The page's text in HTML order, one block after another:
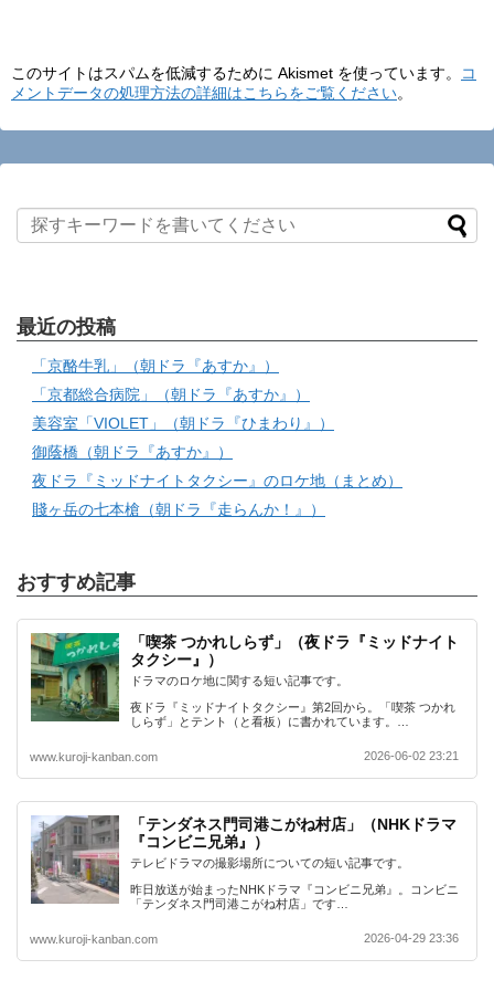
このサイトはスパムを低減するために Akismet を使っています。
コ
メントデータの処理方法の詳細はこちらをご覧ください。
最近の投稿
「京酪牛乳」（朝ドラ『あすか』）
「京都総合病院」（朝ドラ『あすか』）
美容室「VIOLET」（朝ドラ『ひまわり』）
御蔭橋（朝ドラ『あすか』）
夜ドラ『ミッドナイトタクシー』のロケ地（まとめ）
賤ヶ岳の七本槍（朝ドラ『走らんか！』）
おすすめ記事
「喫茶 つかれしらず」（夜ドラ『ミッドナイト
タクシー』）
ドラマのロケ地に関する短い記事です。
夜ドラ『ミッドナイトタクシー』第2回から。「喫茶 つかれ
しらず」とテント（と看板）に書かれています。…
www.kuroji-kanban.com 2026-06-02 23:21
「テンダネス門司港こがね村店」（NHKドラマ
『コンビニ兄弟』）
テレビドラマの撮影場所についての短い記事です。
昨日放送が始まったNHKドラマ『コンビニ兄弟』。コンビニ
「テンダネス門司港こがね村店」です…
www.kuroji-kanban.com 2026-04-29 23:36